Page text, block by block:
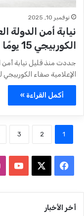
نوفمبر 10, 2025
نيابة أمن الدولة
الكوربيجي 15 يومًا
جددت منذ قليل نيابة أمن
الإعلامية صفاء الكوربيجي لمدة 15 يومًا على ذمة
أكمل القراءة »
1
2
3
س
أخر الأخبار